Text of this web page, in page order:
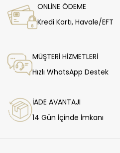
ONLİNE ÖDEME
Kredi Kartı, Havale/EFT
MÜŞTERİ HİZMETLERİ
Hızlı WhatsApp Destek
İADE AVANTAJI
14 Gün İçinde İmkanı